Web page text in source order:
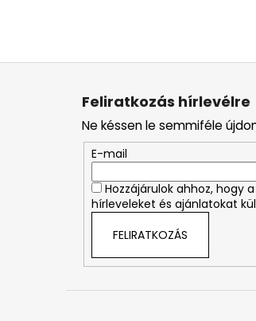
L
Feliratkozás hírlevélre
Ne késsen le semmiféle
E-mail
Hozzájárulok ahhoz, hogy
hírleveleket és ajánlatokat
FELIRATKOZÁS